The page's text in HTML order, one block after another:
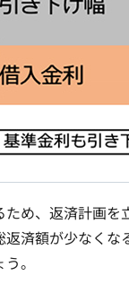
め、返済計画
済額が少なく
。